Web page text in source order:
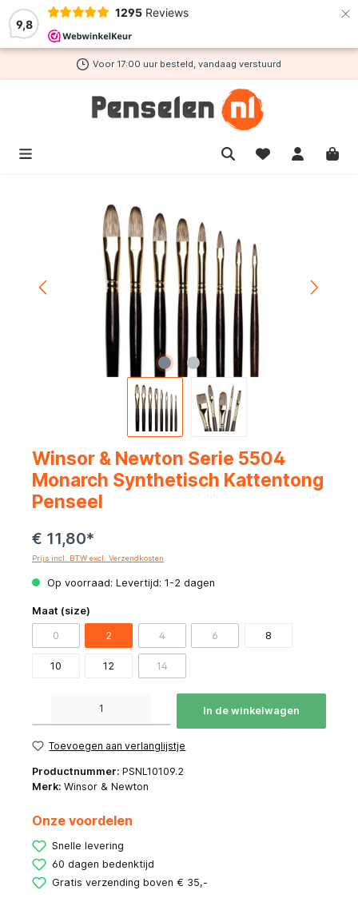
9,8
1295 Reviews ×
hoofdinhoud
Voor 17:00 uur besteld, vandaag verstuurd
Winsor & Newton Serie 5504
Monarch Synthetisch Kattentong
Penseel
€ 11,80*
Prijs incl. BTW excl. Verzendkosten
Op voorraad: Levertijd: 1-2 dagen
Maat (size)
0 2 4 6 8
10 12 14
In de winkelwagen
Toevoegen aan verlanglijstje
Productnummer: PSNL10109.2
Merk: Winsor & Newton
Onze voordelen
Snelle levering
60 dagen bedenktijd
Gratis verzending boven € 35,-